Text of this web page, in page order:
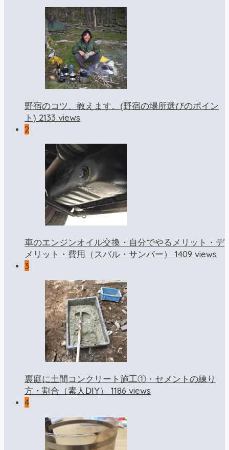
野宿のコツ、教えます。(野宿の場所選びのポイン
ト) 2133 views
2
車のエンジンオイル交換・自分でやるメリット・デ
メリット・費用（スバル・サンバー） 1409 views
3
裏庭に土間コンクリート施工①・セメントの練り
方・割合（素人DIY） 1186 views
4